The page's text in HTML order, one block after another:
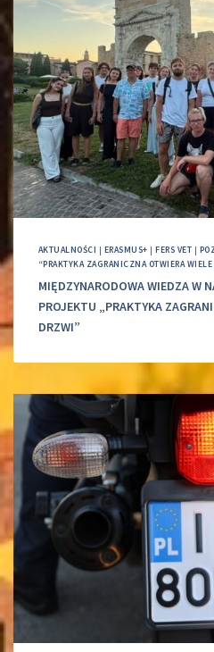
AKTUALNOŚCI | ERASMUS+ |FERS VET |
“PRAKTYKA ZAGRANICZNA OTWIERA
MIĘDZYNARODOWA WIEDZA W
PROJEKTU „PRAKTYKA
DRZWI”